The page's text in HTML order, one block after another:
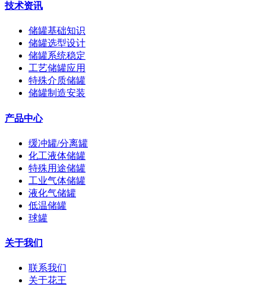
技术资讯
储罐基础知识
储罐选型设计
储罐系统稳定
工艺储罐应用
特殊介质储罐
储罐制造安装
产品中心
缓冲罐/分离罐
化工液体储罐
特殊用途储罐
工业气体储罐
液化气储罐
低温储罐
球罐
关于我们
联系我们
关于花王